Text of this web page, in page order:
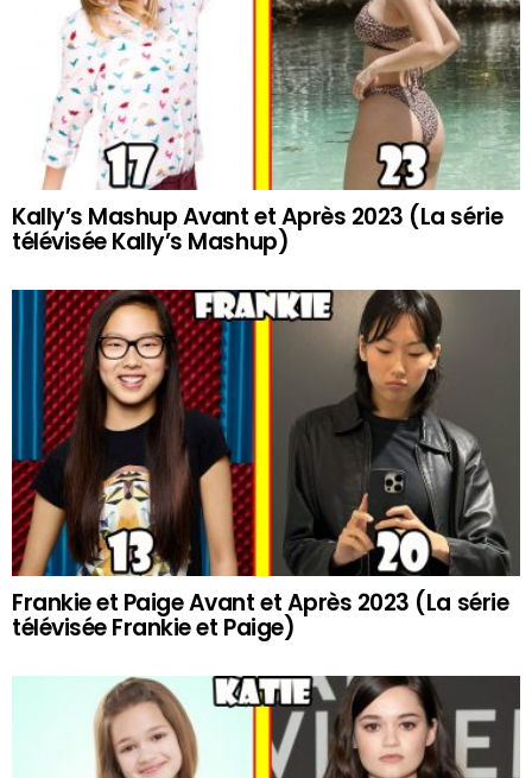
Kally’s Mashup Avant et Après 2023 (La série
télévisée Kally’s Mashup)
Frankie et Paige Avant et Après 2023 (La série
télévisée Frankie et Paige)